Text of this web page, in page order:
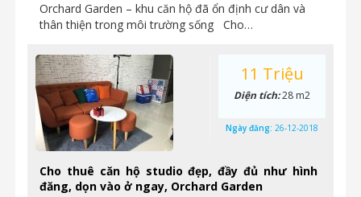
Orchard Garden – khu căn hộ đã ổn định cư dân và
thân thiện trong môi trường sống Cho…
Cho thuê căn hộ studio đẹp, đầy đủ như hình
đăng, dọn vào ở ngay, Orchard Garden
11 Triệu
Diện tích:28 m2
Ngày đăng: 26-12-2018